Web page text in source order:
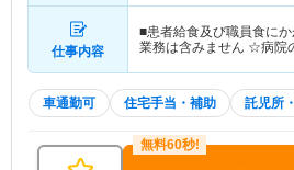
仕事内容
■患者給食及び職員食に
業務は含みませ
車通勤可 住宅手当・補助 託児所